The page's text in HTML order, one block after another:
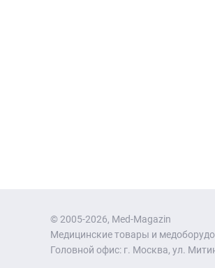
© 2005-2026, Med-Magazin
Медицинские товары и
Головной офис: г. Москва, ул.